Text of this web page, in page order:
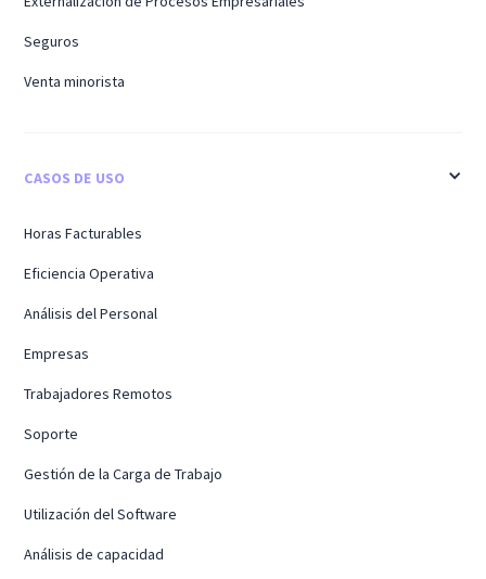
Seguros
Venta minorista
CASOS DE USO
Horas Facturables
Eficiencia Operativa
Análisis del Personal
Empresas
Trabajadores Remotos
Soporte
Gestión de la Carga de Trabajo
Utilización del Software
Análisis de capacidad